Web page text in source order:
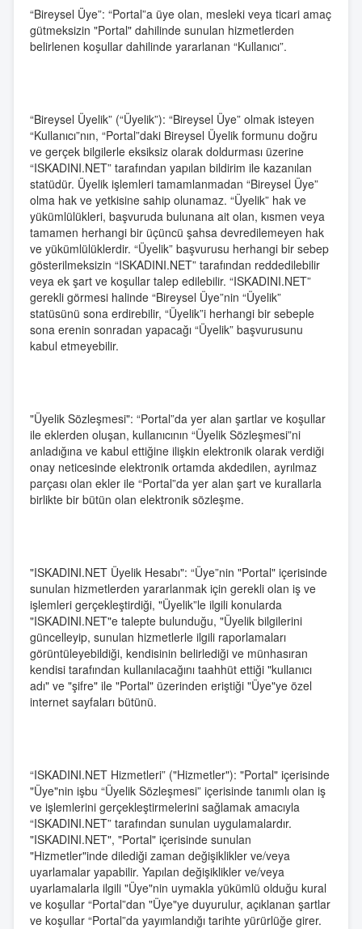
“Bireysel Üye”: “Portal”a üye olan, mesleki veya ticari amaç
gütmeksizin "Portal" dahilinde sunulan hizmetlerden
belirlenen koşullar dahilinde yararlanan “Kullanıcı”.
“Bireysel Üyelik” (“Üyelik”): “Bireysel Üye” olmak isteyen
“Kullanıcı”nın, “Portal”daki Bireysel Üyelik formunu doğru
ve gerçek bilgilerle eksiksiz olarak doldurması üzerine
“ISKADINI.NET” tarafından yapılan bildirim ile kazanılan
statüdür. Üyelik işlemleri tamamlanmadan “Bireysel Üye”
olma hak ve yetkisine sahip olunamaz. “Üyelik” hak ve
yükümlülükleri, başvuruda bulunana ait olan, kısmen veya
tamamen herhangi bir üçüncü şahsa devredilemeyen hak
ve yükümlülüklerdir. “Üyelik” başvurusu herhangi bir sebep
gösterilmeksizin “ISKADINI.NET” tarafından reddedilebilir
veya ek şart ve koşullar talep edilebilir. “ISKADINI.NET”
gerekli görmesi halinde “Bireysel Üye”nin “Üyelik”
statüsünü sona erdirebilir, “Üyelik”i herhangi bir sebeple
sona erenin sonradan yapacağı “Üyelik” başvurusunu
kabul etmeyebilir.
"Üyelik Sözleşmesi": “Portal”da yer alan şartlar ve koşullar
ile eklerden oluşan, kullanıcının “Üyelik Sözleşmesi”ni
anladığına ve kabul ettiğine ilişkin elektronik olarak verdiği
onay neticesinde elektronik ortamda akdedilen, ayrılmaz
parçası olan ekler ile “Portal”da yer alan şart ve kurallarla
birlikte bir bütün olan elektronik sözleşme.
"ISKADINI.NET Üyelik Hesabı": “Üye”nin "Portal" içerisinde
sunulan hizmetlerden yararlanmak için gerekli olan iş ve
işlemleri gerçekleştirdiği, "Üyelik”le ilgili konularda
"ISKADINI.NET"e talepte bulunduğu, "Üyelik bilgilerini
güncelleyip, sunulan hizmetlerle ilgili raporlamaları
görüntüleyebildiği, kendisinin belirlediği ve münhasıran
kendisi tarafından kullanılacağını taahhüt ettiği "kullanıcı
adı" ve "şifre" ile "Portal" üzerinden eriştiği "Üye"ye özel
internet sayfaları bütünü.
“ISKADINI.NET Hizmetleri” ("Hizmetler"): "Portal" içerisinde
"Üye"nin işbu “Üyelik Sözleşmesi” içerisinde tanımlı olan iş
ve işlemlerini gerçekleştirmelerini sağlamak amacıyla
“ISKADINI.NET” tarafından sunulan uygulamalardır.
"ISKADINI.NET", "Portal" içerisinde sunulan
"Hizmetler"inde dilediği zaman değişiklikler ve/veya
uyarlamalar yapabilir. Yapılan değişiklikler ve/veya
uyarlamalarla ilgili "Üye"nin uymakla yükümlü olduğu kural
ve koşullar “Portal”dan "Üye"ye duyurulur, açıklanan şartlar
ve koşullar “Portal”da yayımlandığı tarihte yürürlüğe girer.